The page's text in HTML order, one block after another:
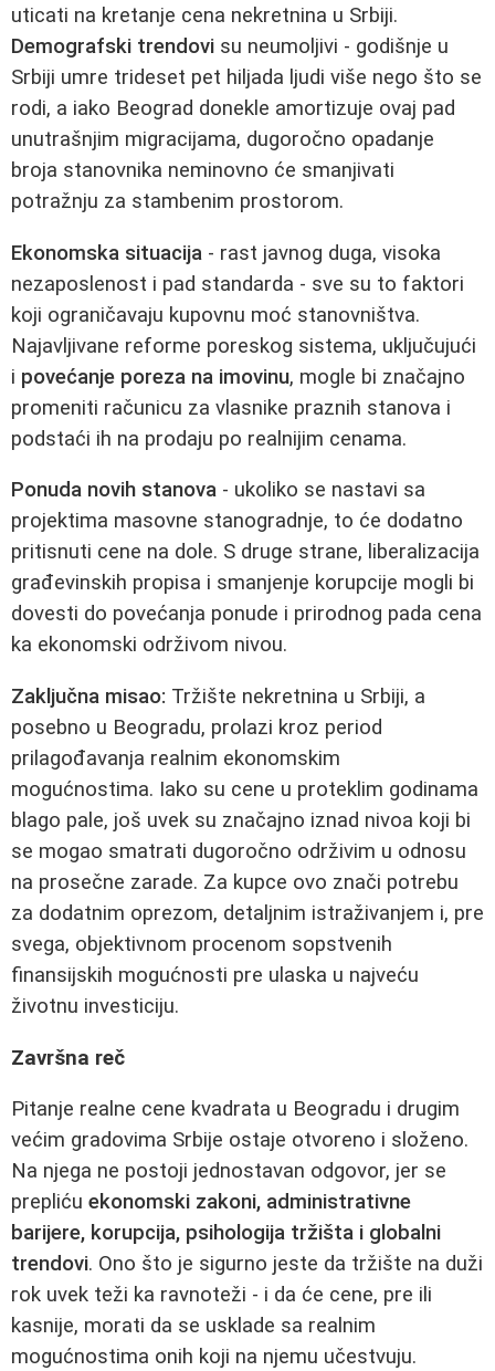
uticati na kretanje cena nekretnina u Srbiji.
Demografski trendovi su neumoljivi - godišnje u
Srbiji umre trideset pet hiljada ljudi više nego što se
rodi, a iako Beograd donekle amortizuje ovaj pad
unutrašnjim migracijama, dugoročno opadanje
broja stanovnika neminovno će smanjivati
potražnju za stambenim prostorom.
Ekonomska situacija - rast javnog duga, visoka
nezaposlenost i pad standarda - sve su to faktori
koji ograničavaju kupovnu moć stanovništva.
Najavljivane reforme poreskog sistema, uključujući
i povećanje poreza na imovinu, mogle bi značajno
promeniti računicu za vlasnike praznih stanova i
podstaći ih na prodaju po realnijim cenama.
Ponuda novih stanova - ukoliko se nastavi sa
projektima masovne stanogradnje, to će dodatno
pritisnuti cene na dole. S druge strane, liberalizacija
građevinskih propisa i smanjenje korupcije mogli bi
dovesti do povećanja ponude i prirodnog pada cena
ka ekonomski održivom nivou.
Zaključna misao: Tržište nekretnina u Srbiji, a
posebno u Beogradu, prolazi kroz period
prilagođavanja realnim ekonomskim
mogućnostima. Iako su cene u proteklim godinama
blago pale, još uvek su značajno iznad nivoa koji bi
se mogao smatrati dugoročno održivim u odnosu
na prosečne zarade. Za kupce ovo znači potrebu
za dodatnim oprezom, detaljnim istraživanjem i, pre
svega, objektivnom procenom sopstvenih
finansijskih mogućnosti pre ulaska u najveću
životnu investiciju.
Završna reč
Pitanje realne cene kvadrata u Beogradu i drugim
većim gradovima Srbije ostaje otvoreno i složeno.
Na njega ne postoji jednostavan odgovor, jer se
prepliću ekonomski zakoni, administrativne
barijere, korupcija, psihologija tržišta i globalni
trendovi. Ono što je sigurno jeste da tržište na duži
rok uvek teži ka ravnoteži - i da će cene, pre ili
kasnije, morati da se usklade sa realnim
mogućnostima onih koji na njemu učestvuju.